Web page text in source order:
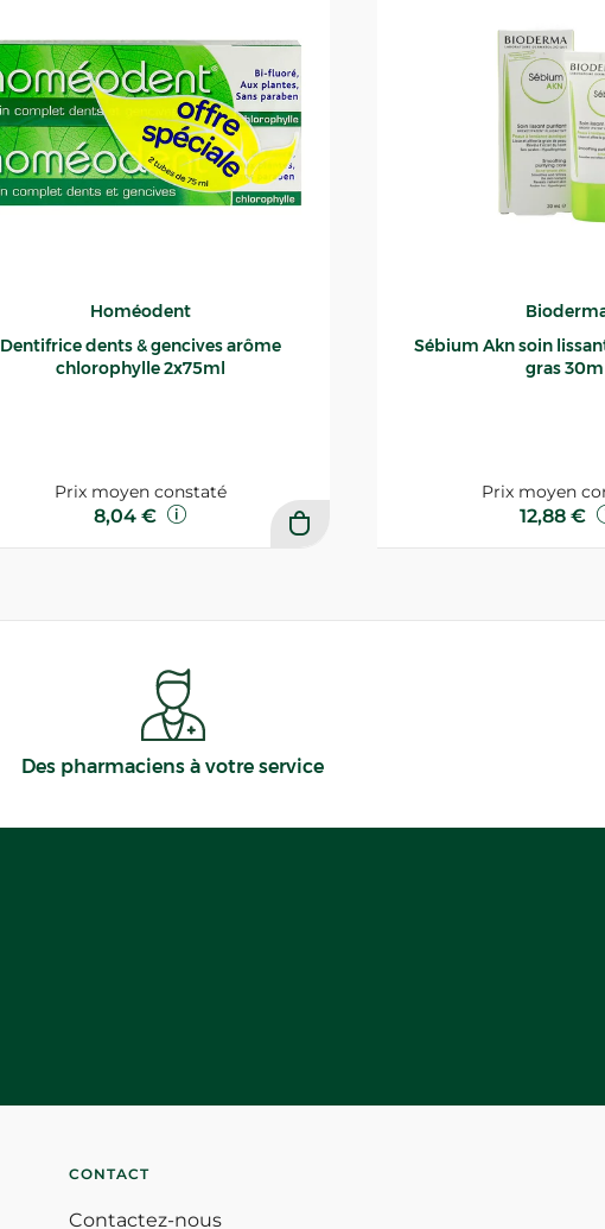
Homéodent
Dentifrice dents & gencives arôme
chlorophylle 2x75ml
Prix moyen constaté
8,04 €
Sébium Akn soin lissant
gras
Prix moyen
12,88 €
Des pharmaciens à votre service
CONTACT
Contactez-nous